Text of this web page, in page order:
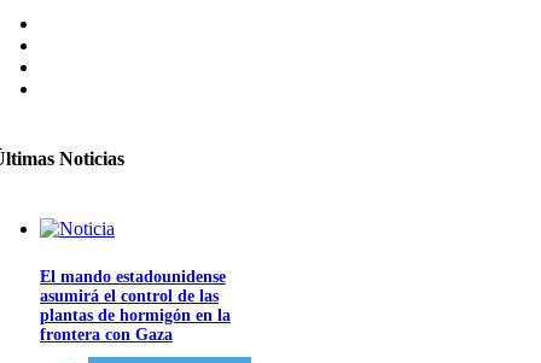
Noticias
El mando estadounidense
asumirá el control de las
plantas de hormigón en la
frontera con Gaza